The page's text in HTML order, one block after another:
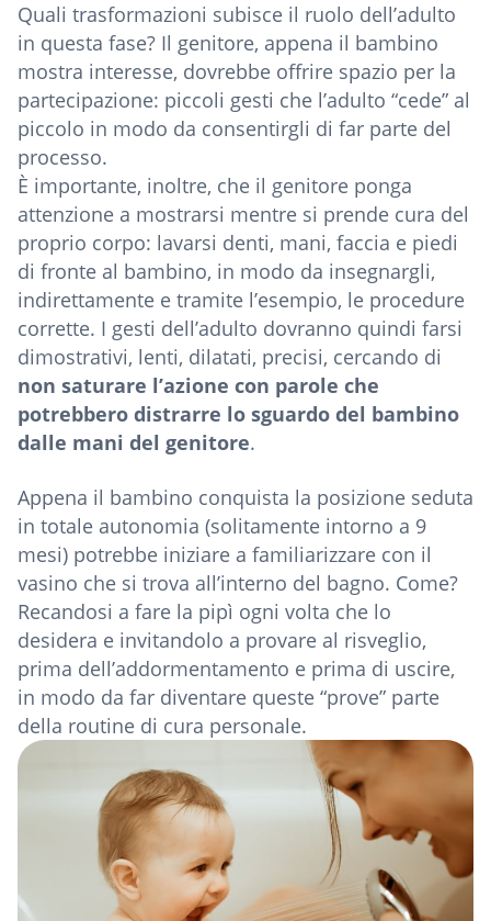
Quali trasformazioni subisce il ruolo dell’adulto
in questa fase? Il genitore, appena il bambino
mostra interesse, dovrebbe offrire spazio per la
partecipazione: piccoli gesti che l’adulto “cede” al
piccolo in modo da consentirgli di far parte del
processo.
È importante, inoltre, che il genitore ponga
attenzione a mostrarsi mentre si prende cura del
proprio corpo: lavarsi denti, mani, faccia e piedi
di fronte al bambino, in modo da insegnargli,
indirettamente e tramite l’esempio, le procedure
corrette. I gesti dell’adulto dovranno quindi farsi
dimostrativi, lenti, dilatati, precisi, cercando di
non saturare l’azione con parole che
potrebbero distrarre lo sguardo del bambino
dalle mani del genitore.
Appena il bambino conquista la posizione seduta
in totale autonomia (solitamente intorno a 9
mesi) potrebbe iniziare a familiarizzare con il
vasino che si trova all’interno del bagno. Come?
Recandosi a fare la pipì ogni volta che lo
desidera e invitandolo a provare al risveglio,
prima dell’addormentamento e prima di uscire,
in modo da far diventare queste “prove” parte
della routine di cura personale.